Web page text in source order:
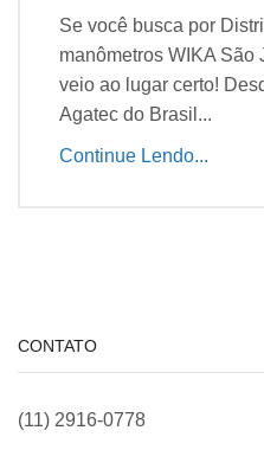
Se você busca por
manômetros WIKA São
veio ao lugar certo!
Agatec do Brasil...
Continue Lendo...
CONTATO
(11) 2916-0778